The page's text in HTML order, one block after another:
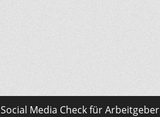
Social Media Check für Arbeitgeber